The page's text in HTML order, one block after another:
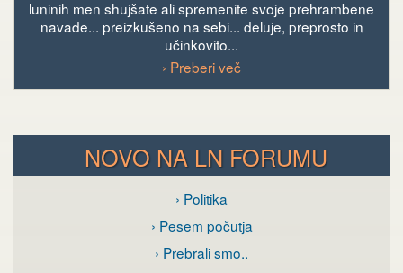
luninih men shujšate ali spremenite svoje prehrambene
navade... preizkušeno na sebi... deluje, preprosto in
učinkovito...
› Preberi več
NOVO NA LN FORUMU
› Politika
› Pesem počutja
› Prebrali smo..